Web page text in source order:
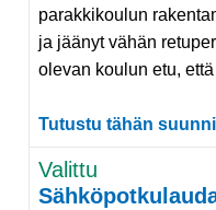
parakkikoulun
ja jäänyt vähän
olevan koulun etu,
Tutustu tähän
Valittu